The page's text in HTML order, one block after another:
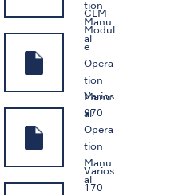
tion
Manu
al
CLM
Modul
e
Opera
tion
Manu
al
Varios
970
Opera
tion
Manu
al
Varios
170